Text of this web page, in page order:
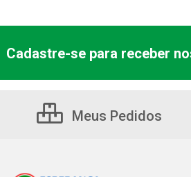
Cadastre-se para receber
Meus Pedidos